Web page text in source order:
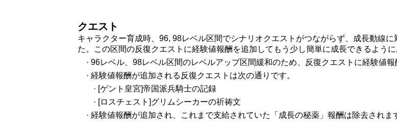
クエスト
キャラクター育成時、96, 98レベル区間でシナリオクエストがつながらず、成長動線
た。この区間の反復クエストに経験値報酬を追加してもう少し簡単に成長できるよう
· 96レベル、98レベル区間のレベルアップ区間緩和のため、反復クエストに経験値報
· 経験値報酬が追加される反復クエストは次の通りです。
· [ゲント皇宮]帝国派兵騎士の記録
· [ロスチェスト]グリムシーカーの祈祷文
· 経験値報酬が追加され、これまで支給されていた「成長の秘薬」報酬は除去されま